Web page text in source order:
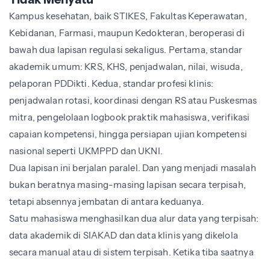
Kampus kesehatan, baik STIKES, Fakultas Keperawatan,
Kebidanan, Farmasi, maupun Kedokteran, beroperasi di
bawah dua lapisan regulasi sekaligus. Pertama, standar
akademik umum: KRS, KHS, penjadwalan, nilai, wisuda,
pelaporan PDDikti. Kedua, standar profesi klinis:
penjadwalan rotasi, koordinasi dengan RS atau Puskesmas
mitra, pengelolaan logbook praktik mahasiswa, verifikasi
capaian kompetensi, hingga persiapan ujian kompetensi
nasional seperti UKMPPD dan UKNI.
Dua lapisan ini berjalan paralel. Dan yang menjadi masalah
bukan beratnya masing-masing lapisan secara terpisah,
tetapi absennya jembatan di antara keduanya.
Satu mahasiswa menghasilkan dua alur data yang terpisah:
data akademik di SIAKAD dan data klinis yang dikelola
secara manual atau di sistem terpisah. Ketika tiba saatnya